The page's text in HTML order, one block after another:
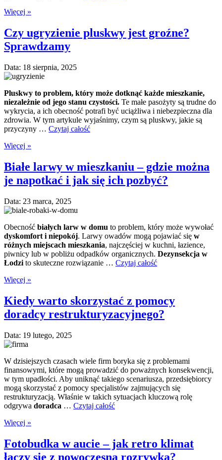
Więcej »
Czy ugryzienie pluskwy jest groźne?
Sprawdzamy
Data: 18 sierpnia, 2025
Pluskwy to problem, który może dotknąć każde mieszkanie,
niezależnie od jego stanu czystości. Te małe pasożyty są trudne do
wykrycia, a ich obecność potrafi być uciążliwa i niebezpieczna dla
zdrowia. W tym artykule wyjaśnimy, czym są pluskwy, jakie są
przyczyny … Czytaj całość
Więcej »
Białe larwy w mieszkaniu – gdzie można
je napotkać i jak się ich pozbyć?
Data: 23 marca, 2025
Obecność białych larw w domu to problem, który może wywołać
dyskomfort i niepokój. Larwy owadów mogą pojawiać się w
różnych miejscach mieszkania, najczęściej w kuchni, łazience,
piwnicy lub w pobliżu odpadków organicznych. Dezynsekcja w
Łodzi to skuteczne rozwiązanie … Czytaj całość
Więcej »
Kiedy warto skorzystać z pomocy
doradcy restrukturyzacyjnego?
Data: 19 lutego, 2025
W dzisiejszych czasach wiele firm boryka się z problemami
finansowymi, które mogą prowadzić do poważnych konsekwencji,
w tym upadłości. Aby uniknąć takiego scenariusza, przedsiębiorcy
mogą skorzystać z pomocy specjalistów zajmujących się
restrukturyzacją. Właśnie w takich sytuacjach kluczową rolę
odgrywa doradca … Czytaj całość
Więcej »
Fotobudka w aucie – jak retro klimat
łączy się z nowoczesną rozrywką?